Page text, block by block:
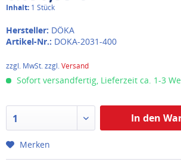
Inhalt: 1 Stück
Hersteller: DÖKA
Artikel-Nr.: DOKA-2031-400
zzgl. MwSt. zzgl.Versand
Sofort versandfertig, Lieferzeit ca. 1-3
1 In den
Merken